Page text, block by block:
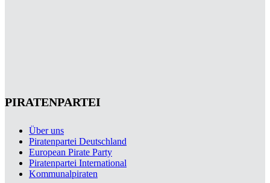
PIRATENPARTEI
Über uns
Piratenpartei Deutschland
European Pirate Party
Piratenpartei International
Kommunalpiraten